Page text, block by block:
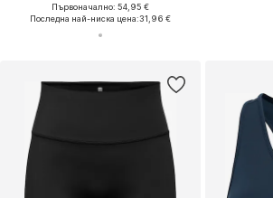
Първоначално: 54,95 €
Последна най-ниска цена:31,96 €